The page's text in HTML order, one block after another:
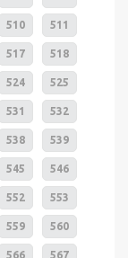
510 511
517 518
524 525
531 532
538 539
545 546
552 553
559 560
566 567